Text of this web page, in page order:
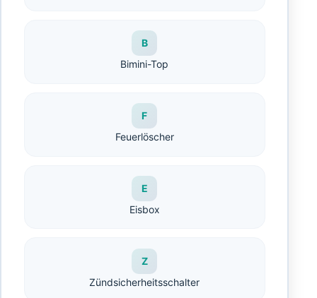
B
Bimini-Top
F
Feuerlöscher
E
Eisbox
Z
Zündsicherheitsschalter